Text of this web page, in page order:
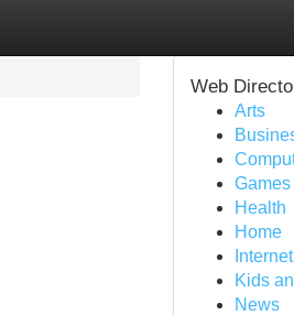
Web
Arts
Games
Health
Home
Internet
Kids
News